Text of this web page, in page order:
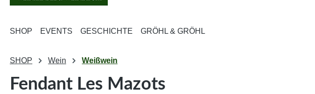
SHOP EVENTS GESCHICHTE GRÖHL & GRÖHL
SHOP Wein Weißwein
Fendant Les Mazots